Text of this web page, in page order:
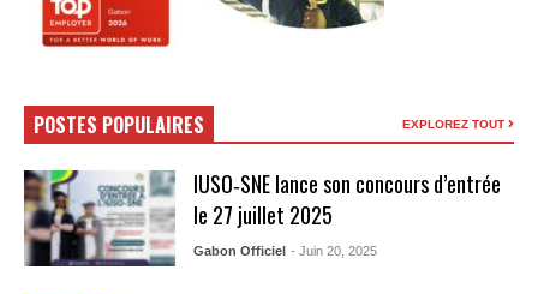
POSTES POPULAIRES EXPLOREZ TOUT
IUSO‑SNE lance son concours d’entrée
le 27 juillet 2025
Gabon Officiel - Juin 20, 2025